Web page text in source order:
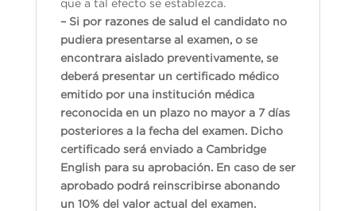
que a tal efecto se establezca.
– Si por razones de salud el candidato no
pudiera presentarse al examen, o se
encontrara aislado preventivamente, se
deberá presentar un certificado médico
emitido por una institución médica
reconocida en un plazo no mayor a 7 días
posteriores a la fecha del examen. Dicho
certificado será enviado a Cambridge
English para su aprobación. En caso de ser
aprobado podrá reinscribirse abonando
un 10% del valor actual del examen.